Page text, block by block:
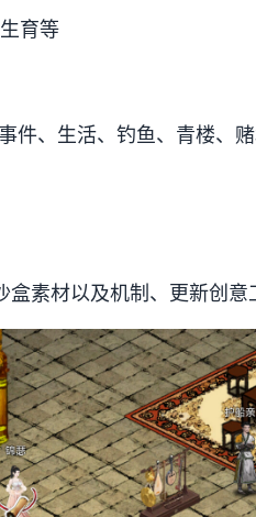
育等
件、生活、钓鱼、青楼、
盒素材以及机制、更新创